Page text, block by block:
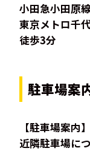
小田急小田原
東京メトロ千
徒歩3分
駐車場案
【駐車場案内】
近隣駐車場に